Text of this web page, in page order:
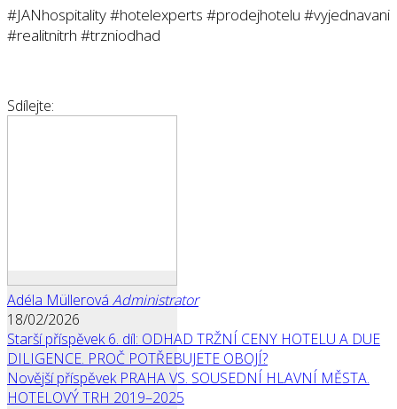
#JANhospitality #hotelexperts #prodejhotelu #vyjednavani
#realitnitrh #trzniodhad
Sdílejte:
Adéla Müllerová Administrator
18/02/2026
Starší příspěvek6. díl: ODHAD TRŽNÍ CENY HOTELU A DUE
DILIGENCE. PROČ POTŘEBUJETE OBOJÍ?
Novější příspěvek PRAHA VS. SOUSEDNÍ HLAVNÍ MĚSTA.
HOTELOVÝ TRH 2019–2025